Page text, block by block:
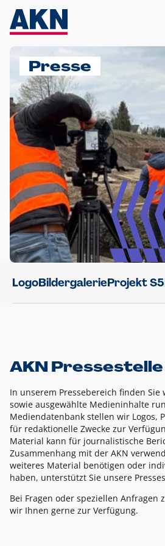
Presse
LogoBildergalerieProjekt S5
AKN Pressestelle
In unserem Pressebereich finden
sowie ausgewählte Medieninhalte
Mediendatenbank stellen wir Logos,
für redaktionelle Zwecke zur
Material kann für journalistische
Zusammenhang mit der AKN
weiteres Material benötigen oder
haben, unterstützt Sie unsere
Bei Fragen oder speziellen Anfragen
wir Ihnen gerne zur Verfügung.